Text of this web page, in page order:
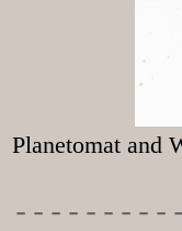
Planetomat and